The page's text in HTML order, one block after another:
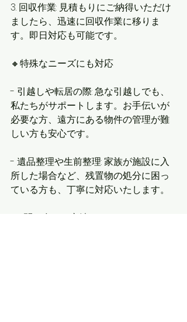
3. 回収作業: 見積もりにご納得いただけ
ましたら、迅速に回収作業に移りま
す。即日対応も可能です。
🔸特殊なニーズにも対応
- 引越しや転居の際: 急な引越しでも、
私たちがサポートします。お手伝いが
必要な方、遠方にある物件の管理が難
しい方も安心です。
- 遺品整理や生前整理: 家族が施設に入
所した場合など、残置物の処分に困っ
ている方も、丁寧に対応いたします。
▫️お問い合わせ方法▫️